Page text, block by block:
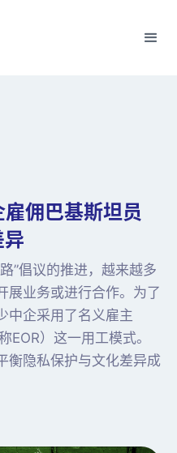
佣巴基斯坦员
”倡议的推进，越来越多
展业务或进行合作。为了
中企采用了名义雇主
EOR）这一用工模式。
衡隐私保护与文化差异成